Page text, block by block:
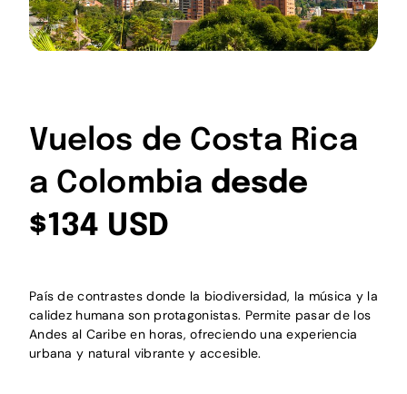
Vuelos de Costa Rica
a Colombia desde
$134 USD
País de contrastes donde la biodiversidad, la música y la
calidez humana son protagonistas. Permite pasar de los
Andes al Caribe en horas, ofreciendo una experiencia
urbana y natural vibrante y accesible.